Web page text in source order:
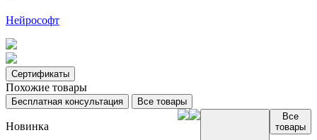
Нейрософт
Сертификаты
Похожие товары
Бесплатная консультация Все товары
Новинка
Все
товары